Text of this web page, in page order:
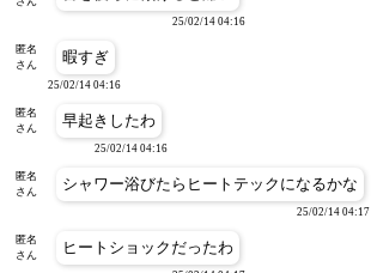
25/02/14 04:16
匿名
さん
暇すぎ
25/02/14 04:16
匿名
さん
早起きしたわ
25/02/14 04:16
匿名
さん
シャワー浴びたらヒートテックになるかな
25/02/14 04:17
匿名
さん
ヒートショックだったわ